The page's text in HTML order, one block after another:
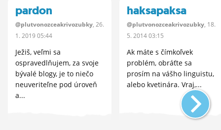
pardon
@plutvonozceakrivozubky, 26.
1. 2019 05:44
Ježiš, veľmi sa
ospravedlňujem, za svoje
bývalé blogy, je to niečo
neuveriteľne pod úroveň
a...
haksapaksa
@plutvonozceakrivozubky, 18.
5. 2014 03:15
Ak máte s čímkoľvek
problém, obráťte sa
prosím na vášho linguistu,
alebo kvetinára. Vraj,...